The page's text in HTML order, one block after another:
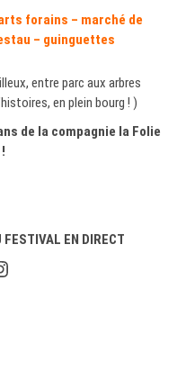
forains – marché de
– guinguettes
entre parc aux arbres
en plein bourg ! )
de la compagnie la Folie
FESTIVAL EN DIRECT